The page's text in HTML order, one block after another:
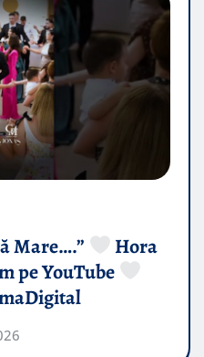
Mare….”
Hora
pe YouTube